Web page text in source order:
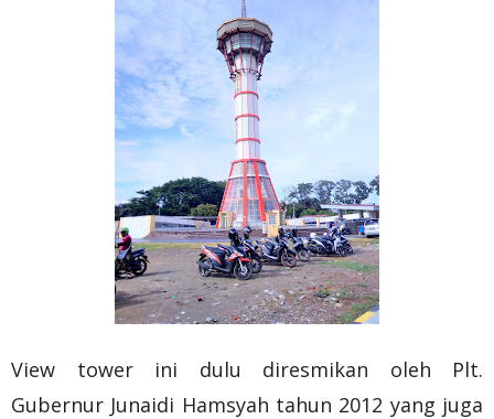
View tower ini dulu diresmikan oleh Plt.
Gubernur Junaidi Hamsyah tahun 2012 yang juga